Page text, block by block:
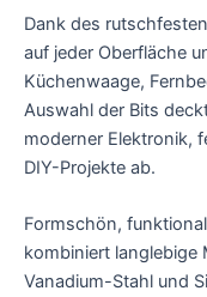
Dank des
auf jeder Oberfläche
Küchenwaage,
Auswahl der Bits
moderner Elektronik,
DIY-Projekte ab.
Formschön,
kombiniert langlebige
Vanadium-Stahl und